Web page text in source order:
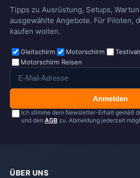
Tipps zu Ausrüstung, Setups,
ausgewählte Angebote. Für Piloten,
kaufen wollen.
Gleitschirm Motorschirm
Motorschirm Reisen
Anmelden
Ich stimme dem Newsletter-Erhalt gemäß
und den AGB zu. Abmeldung jederzeit
ÜBER UNS